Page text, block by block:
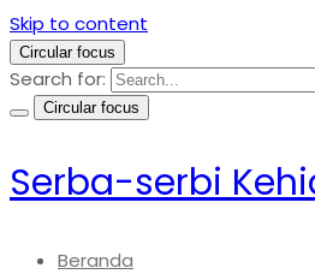
Skip to content
Circular focus
Search for:
Circular focus
Serba-serbi
Beranda